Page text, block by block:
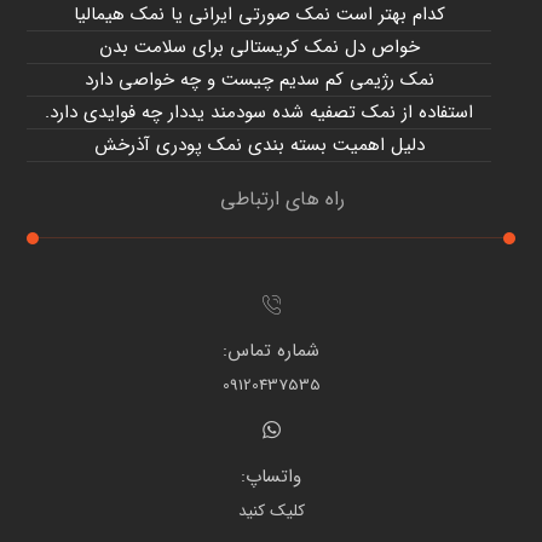
کدام بهتر است نمک صورتی ایرانی یا نمک هیمالیا
خواص دل نمک کریستالی برای سلامت بدن
نمک رژیمی کم سدیم چیست و چه خواصی دارد
استفاده از نمک تصفیه شده سودمند یددار چه فوایدی دارد.
دلیل اهمیت بسته بندی نمک پودری آذرخش
راه های ارتباطی
شماره تماس:
09120437535
واتساپ:
کلیک کنید